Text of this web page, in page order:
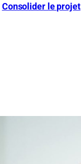
Consolider le projet